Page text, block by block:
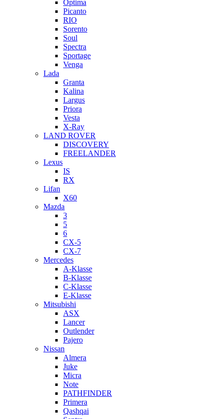
Optima
Picanto
RIO
Sorento
Soul
Spectra
Sportage
Venga
Lada
Granta
Kalina
Largus
Priora
Vesta
X-Ray
LAND ROVER
DISCOVERY
FREELANDER
Lexus
IS
RX
Lifan
X60
Mazda
3
5
6
CX-5
CX-7
Mercedes
A-Klasse
B-Klasse
C-Klasse
E-Klasse
Mitsubishi
ASX
Lancer
Outlender
Pajero
Nissan
Almera
Juke
Micra
Note
PATHFINDER
Primera
Qashqai